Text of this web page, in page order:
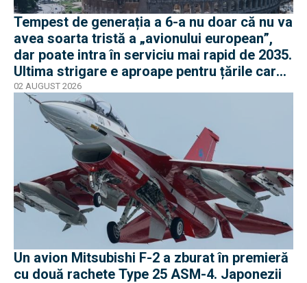
Tempest de generația a 6-a nu doar că nu va
avea soarta tristă a „avionului european”,
dar poate intra în serviciu mai rapid de 2035.
Ultima strigare e aproape pentru țările care
vor în program
02 AUGUST 2026
Un avion Mitsubishi F-2 a zburat în premieră
cu două rachete Type 25 ASM-4. Japonezii